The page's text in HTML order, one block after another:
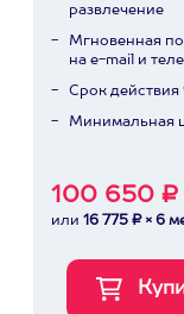
развлечение
Мгновенная
на e-mail и
Срок действия
Минимальная
100 650 ₽
или 16 775 ₽ × 6